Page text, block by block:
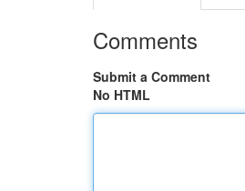
Comments
Submit a Comment
No HTML